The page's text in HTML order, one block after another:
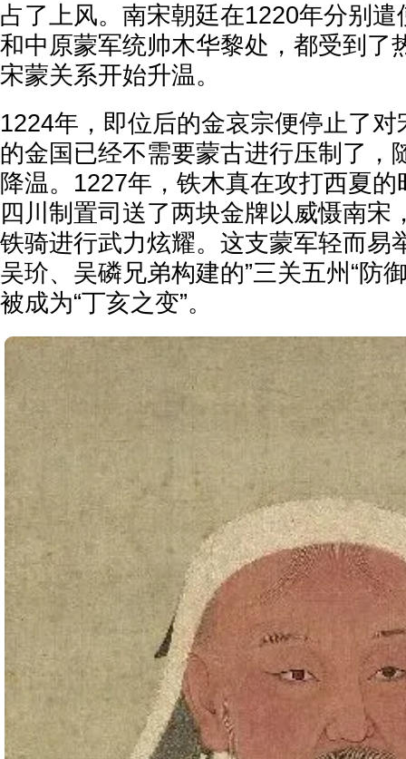
占了上风。南宋朝廷在1220年分别
和中原蒙军统帅木华黎处，都受到了
宋蒙关系开始升温。
1224年，即位后的金哀宗便停止了
的金国已经不需要蒙古进行压制了，
降温。1227年，铁木真在攻打西夏
四川制置司送了两块金牌以威慑南宋
铁骑进行武力炫耀。这支蒙军轻而易
吴玠、吴磷兄弟构建的”三关五州“防
被成为“丁亥之变”。